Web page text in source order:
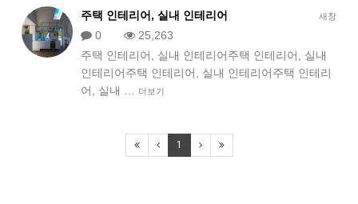
새창
주택 인테리어, 실내 인테리어
0
25,263
주택 인테리어, 실내 인테리어주택 인테리어, 실내
인테리어주택 인테리어, 실내 인테리어주택 인테리
어, 실내 …
더보기
1